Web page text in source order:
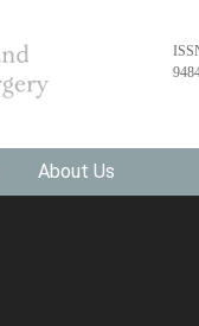
About Us